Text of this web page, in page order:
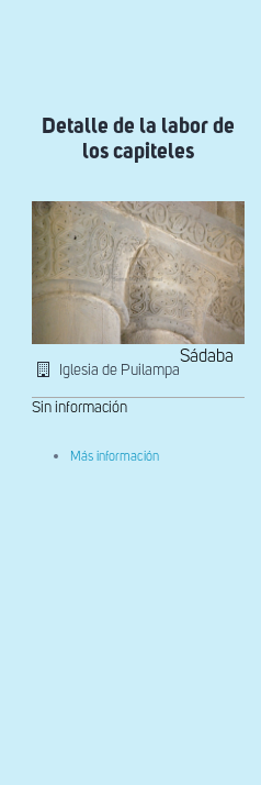
Detalle de la labor de
los capiteles
Iglesia de Puilampa
Sádaba
Sin información
Más información